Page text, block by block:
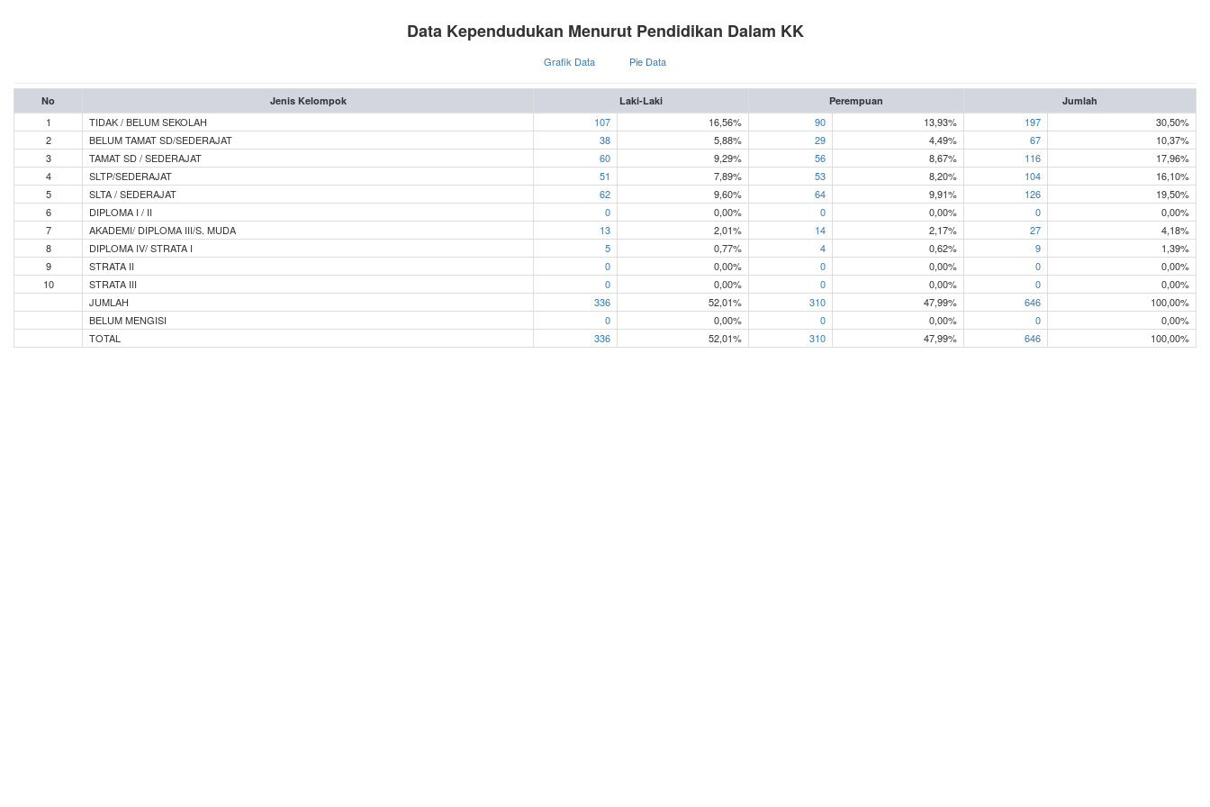
Data Kependudukan Menurut Pendidikan Dalam KK
Grafik Data Pie Data
No Jenis Kelompok Laki-Laki Perempuan Jumlah
1 TIDAK / BELUM SEKOLAH 107 16,56% 90 13,93% 197
30,50%
2
BELUM TAMAT SD/SEDERAJAT 38 5,88% 29 4,49% 67
10,37%
3
TAMAT SD / SEDERAJAT 60 9,29% 56 8,67% 116
17,96%
4
SLTP/SEDERAJAT 51 7,89% 53 8,20% 104
16,10%
5
SLTA / SEDERAJAT 62 9,60% 64 9,91% 126
19,50%
6
DIPLOMA I / II 0 0,00% 0 0,00% 0
0,00%
7
AKADEMI/ DIPLOMA III/S. MUDA 13 2,01% 14 2,17% 27
4,18%
8
DIPLOMA IV/ STRATA I 5 0,77% 4 0,62% 9
1,39%
9
STRATA II 0 0,00% 0 0,00% 0
0,00%
10
STRATA III 0 0,00% 0 0,00% 0
0,00%
JUMLAH
336 52,01% 310 47,99% 646
100,00%
BELUM MENGISI
0 0,00% 0 0,00% 0
0,00%
TOTAL
336 52,01% 310 47,99% 646 100,00%